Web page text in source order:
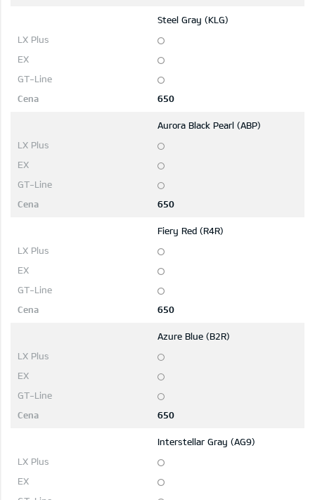
Steel Gray (KLG)
650
Aurora Black Pearl (ABP)
650
Fiery Red (R4R)
650
Azure Blue (B2R)
650
Interstellar Gray (AG9)